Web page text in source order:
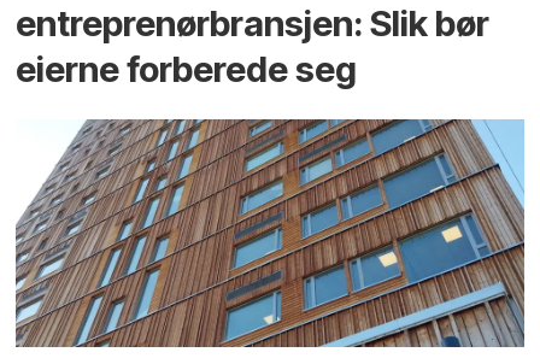
entreprenør­bransjen: Slik bør
eierne forberede seg